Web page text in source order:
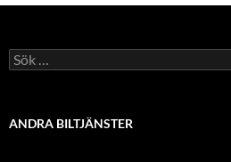
Sök
efter:
ANDRA BILTJÄNSTER